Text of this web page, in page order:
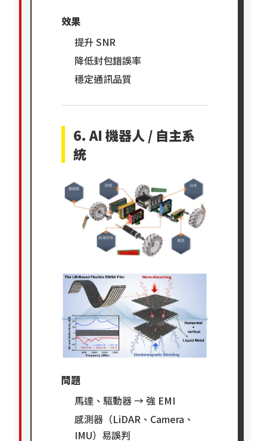
效果
提升 SNR
降低封包錯誤率
穩定通訊品質
6. AI 機器人 / 自主系
統
問題
馬達、驅動器 → 強 EMI
感測器（LiDAR、Camera、
IMU）易誤判